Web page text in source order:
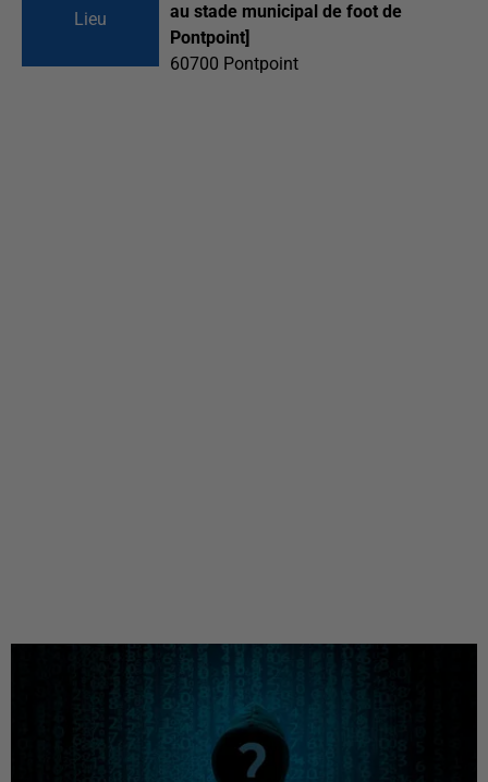
Lieu
au stade municipal de foot de
Pontpoint]
60700 Pontpoint